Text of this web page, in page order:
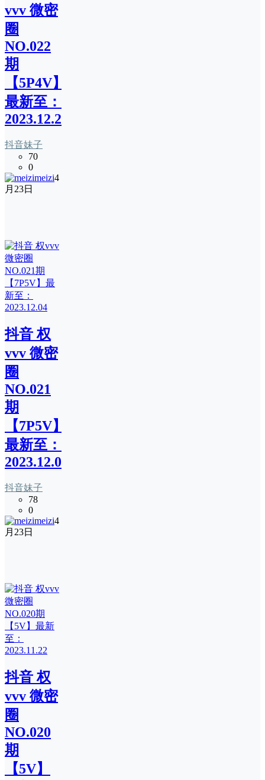
vvv 微密
圈
NO.022
期
【5P4V】
最新至：
2023.12.23
抖音妹子
70
0
meizi4
月23日
抖音 权
vvv 微密
圈
NO.021
期
【7P5V】
最新至：
2023.12.04
抖音妹子
78
0
meizi4
月23日
抖音 权
vvv 微密
圈
NO.020
期
【5V】